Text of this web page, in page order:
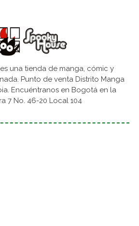
una tienda de manga, cómic y
Punto de venta Distrito Manga
Encuéntranos en Bogotá en la
7 No. 46-20 Local 104